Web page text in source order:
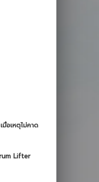
อเหตุไม่คาด
Lifter